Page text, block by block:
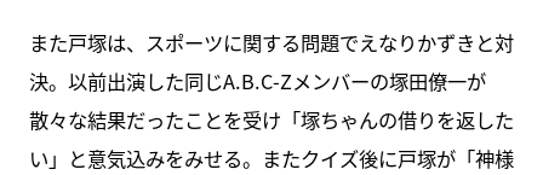
また戸塚は、スポーツに関する問題でえなりかずきと対
決。以前出演した同じA.B.C-Zメンバーの塚田僚一が
散々な結果だったことを受け「塚ちゃんの借りを返した
い」と意気込みをみせる。またクイズ後に戸塚が「神様